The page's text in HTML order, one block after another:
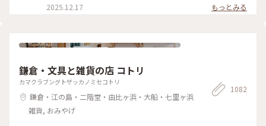
2025.12.17 もっとみる
鎌倉・文具と雑貨の店 コトリ
カマクラブングトザッカノミセコトリ
鎌倉・江の島・二階堂・由比ヶ浜・大船・七里ヶ浜
雑貨, おみやげ
1082